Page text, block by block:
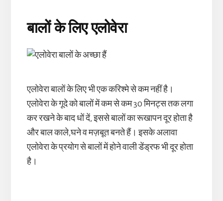
बालों के लिए एलोवेरा
एलोवेरा बालों के लिए भी एक करिश्मे से कम नहीं है।
एलोवेरा के गूदे को बालों में कम से कम 30 मिनट्स तक लगा
कर रखने के बाद धों दें, इससे बालों का रूखापन दूर होता है
और बाल काले,घने व मज़बूत बनते हैं। इसके अलावा
एलोवेरा के प्रयोग से बालों में होने वाली डेंड्रफ भी दूर होता
है।